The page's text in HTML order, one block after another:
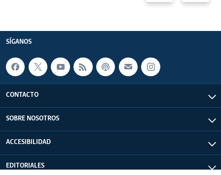
SÍGANOS
CONTACTO
SOBRE NOSOTROS
ACCESIBILIDAD
EDITORIALES